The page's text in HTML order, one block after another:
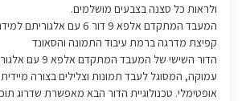
ולראות כל סצנה בצבעים מושלמים.
המעבד המתקדם אלפא 9 דור 6 עם
קפיצת מדרגה ברמת עיבוד התמונה והסאונד
הדור השישי של המעבד
עמוקה, המסוגל לעבד תמונות וצלילים בצורה מיידית